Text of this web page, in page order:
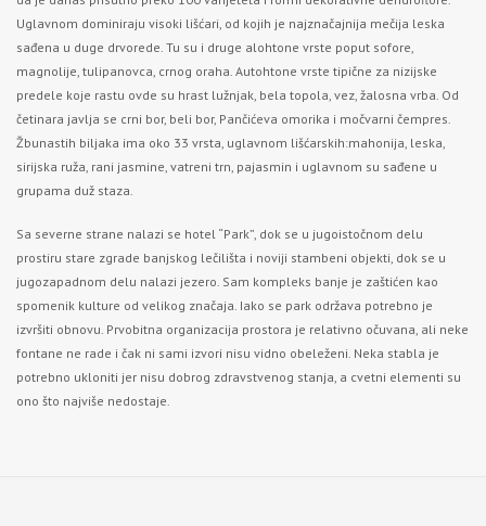
Uglavnom dominiraju visoki lišćari, od kojih je najznačajnija mečija leska
sađena u duge drvorede. Tu su i druge alohtone vrste poput sofore,
magnolije, tulipanovca, crnog oraha. Autohtone vrste tipične za nizijske
predele koje rastu ovde su hrast lužnjak, bela topola, vez, žalosna vrba. Od
četinara javlja se crni bor, beli bor, Pančićeva omorika i močvarni čempres.
Žbunastih biljaka ima oko 33 vrsta, uglavnom lišćarskih:mahonija, leska,
sirijska ruža, rani jasmine, vatreni trn, pajasmin i uglavnom su sađene u
grupama duž staza.
Sa severne strane nalazi se hotel “Park”, dok se u jugoistočnom delu
prostiru stare zgrade banjskog lečilišta i noviji stambeni objekti, dok se u
jugozapadnom delu nalazi jezero. Sam kompleks banje je zaštićen kao
spomenik kulture od velikog značaja. Iako se park održava potrebno je
izvršiti obnovu. Prvobitna organizacija prostora je relativno očuvana, ali neke
fontane ne rade i čak ni sami izvori nisu vidno obeleženi. Neka stabla je
potrebno ukloniti jer nisu dobrog zdravstvenog stanja, a cvetni elementi su
ono što najviše nedostaje.